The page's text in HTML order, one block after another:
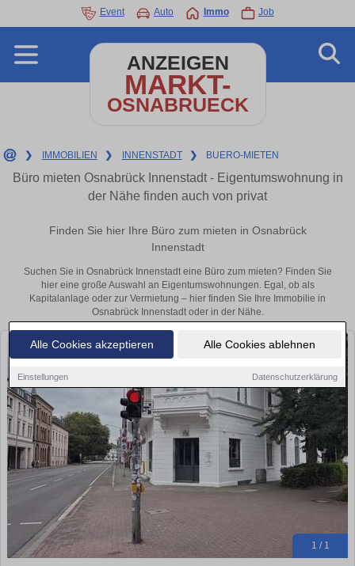
Alle Cookies akzeptieren Alle Cookies ablehnen
Einstellungen Datenschutzerklärung
Event Auto Immo Job
ANZEIGEN
MARKT-
OSNABRUECK
❯ IMMOBILIEN ❯ INNENSTADT ❯ BUERO-MIETEN
Büro mieten Osnabrück Innenstadt - Eigentumswohnung in
der Nähe finden auch von privat
Finden Sie hier Ihre Büro zum mieten in Osnabrück
Innenstadt
Suchen Sie in Osnabrück Innenstadt eine Büro zum mieten? Finden Sie
hier eine große Auswahl an Eigentumswohnungen. Egal, ob als
Kapitalanlage oder zur Vermietung – hier finden Sie Ihre Immobilie in
Osnabrück Innenstadt oder in der Nähe.
1 / 1